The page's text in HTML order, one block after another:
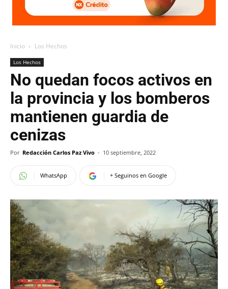
Inicio Los Hechos
Los Hechos
No quedan focos activos en
la provincia y los bomberos
mantienen guardia de
cenizas
Por Redacción Carlos Paz Vivo - 10 septiembre, 2022
WhatsApp + Seguinos en Google